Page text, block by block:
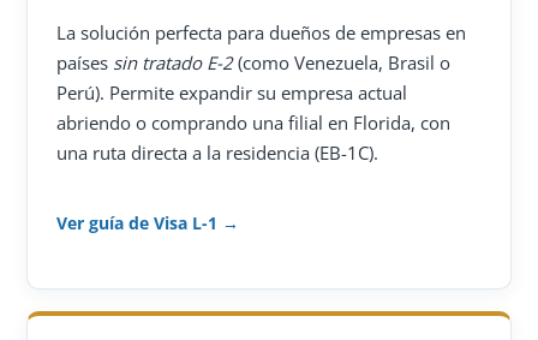
La solución perfecta para dueños de empresas en
países sin tratado E-2(como Venezuela, Brasil o
Perú). Permite expandir su empresa actual
abriendo o comprando una filial en Florida, con
una ruta directa a la residencia (EB-1C).
Ver guía de Visa L-1 →